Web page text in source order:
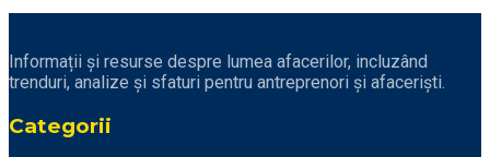
Informații și resurse despre lumea afacerilor, incluzând
trenduri, analize și sfaturi pentru antreprenori și afaceriști.
Categorii